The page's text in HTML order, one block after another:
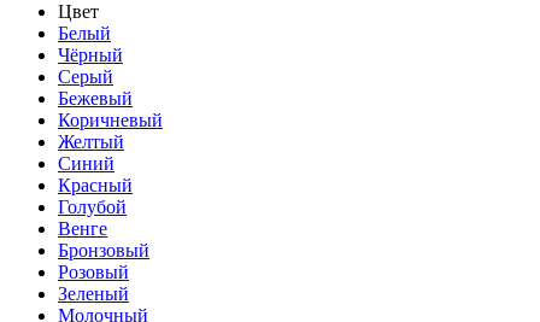
Цвет
Белый
Чёрный
Серый
Бежевый
Коричневый
Желтый
Синий
Красный
Голубой
Венге
Бронзовый
Розовый
Зеленый
Молочный